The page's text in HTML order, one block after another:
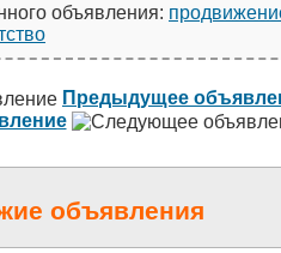
объявления:
Предыдущее
объявления